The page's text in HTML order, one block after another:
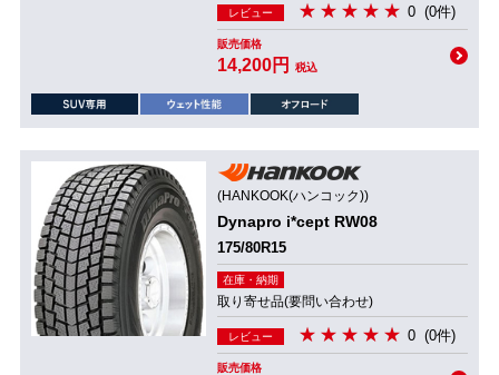
レビュー 0 (0件)
販売価格
14,200円 税込
(HANKOOK(ハンコック))
Dynapro i*cept RW08
175/80R15
在庫・納期
取り寄せ品(要問い合わせ)
レビュー 0 (0件)
販売価格